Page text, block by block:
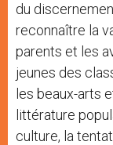
du
reconnaître la
parents et les
jeunes des
les beaux-arts
littérature
culture, la